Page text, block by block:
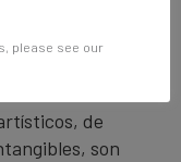
y
sólida, una
de
son
please see our